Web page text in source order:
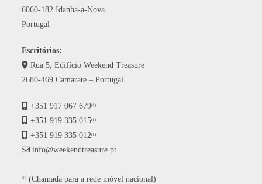
6060-182 Idanha-a-Nova
Portugal
Escritórios:
Rua 5, Edifício Weekend Treasure
2680-469 Camarate – Portugal
+351 917 067 679(1)
+351 919 335 015(1)
+351 919 335 012(1)
info@weekendtreasure.pt
(1) (Chamada para a rede móvel nacional)